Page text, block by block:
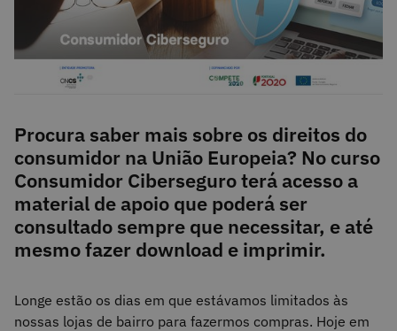
Procura saber mais sobre os direitos do
consumidor na União Europeia? No curso
Consumidor Ciberseguro terá acesso a
material de apoio que poderá ser
consultado sempre que necessitar, e até
mesmo fazer download e imprimir.
Longe estão os dias em que estávamos limitados às
nossas lojas de bairro para fazermos compras. Hoje em